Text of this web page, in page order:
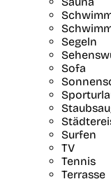
Segeln
Sofa
Surfen
TV
Tennis
Terrasse